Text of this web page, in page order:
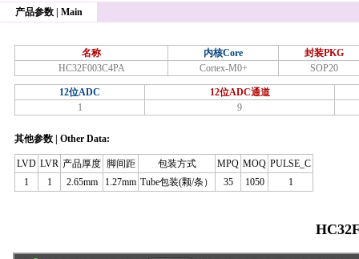
产品参数 | Main
名称 内核Core
封装PKG
HC32F003C4PA
Cortex-M0+ SOP20
12位ADC
12位ADC通道
1
9
其他参数 | Other Data:
LVD LVR 产品厚度 脚间距 包装方式 MPQ MOQ PULSE_C
1
1 2.65mm 1.27mm Tube包装(颗/条） 35 1050 1